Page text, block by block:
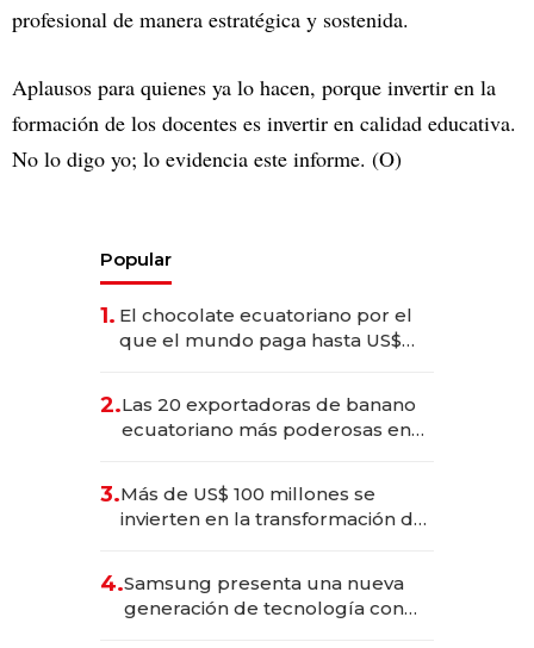
profesional de manera estratégica y sostenida.
Aplausos para quienes ya lo hacen, porque invertir en la
formación de los docentes es invertir en calidad educativa.
No lo digo yo; lo evidencia este informe. (O)
Popular
1. El chocolate ecuatoriano por el
que el mundo paga hasta US$
2.Las 20 exportadoras de banano
ecuatoriano más poderosas en
3.Más de US$ 100 millones se
invierten en la transformación de
4.Samsung presenta una nueva
generación de tecnología con